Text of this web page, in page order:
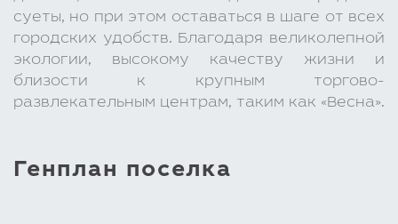
суеты, но при этом оставаться в шаге от всех
городских удобств. Благодаря великолепной
экологии, высокому качеству жизни и
близости к крупным торгово-
развлекательным центрам, таким как «Весна».
Генплан поселка